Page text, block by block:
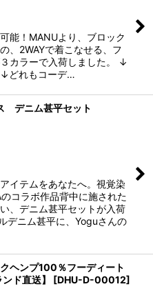
能！MANUより、ブロック
、2WAYで着こなせる、フ
カラーで入荷しました。 ↓
どれもコーデ…
デニム甚平セット
イテムをあなたへ。視覚染
コラボ作品背中に施された
、デニム甚平セットが入荷
デニム甚平に、Yoguさんの
ヘンプ100％フーディート
ド直送】
[DHU-D-00012]